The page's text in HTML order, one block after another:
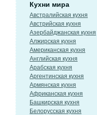
Кухни мира
Австралийская кухня
Австрийская кухня
Азербайджанская кухня
Алжирская кухня
Американская кухня
Английская кухня
Арабская кухня
Аргентинская кухня
Армянская кухня
Африканская кухня
Башкирская кухня
Белорусская кухня